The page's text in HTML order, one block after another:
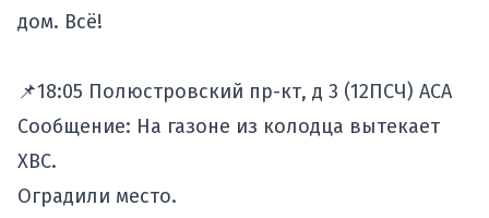
дом. Всё!
📌18:05 Полюстровский пр-кт, д 3 (12ПСЧ) АСА
Сообщение: На газоне из колодца вытекает
ХВС.
Оградили место.